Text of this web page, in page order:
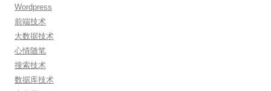
Wordpress
前端技术
大数据技术
心情随笔
搜索技术
数据库技术